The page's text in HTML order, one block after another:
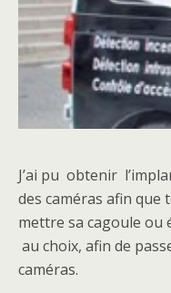
J’ai pu obtenir
des caméras afin que
mettre sa cagoule ou
au choix, afin de
caméras.